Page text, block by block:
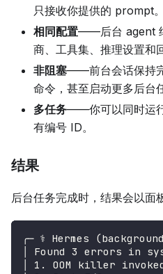
只接收你提供的 prompt。
相同配置——后台 agent
商、工具集、推理设置和
非阻塞——前台会话保持
命令，甚至启动更多后台
多任务——你可以同时运
有编号 ID。
结果
后台任务完成时，结果会以面
╭─ ⚕ Hermes (background
│ Found 3 errors
│ 1. OOM killer